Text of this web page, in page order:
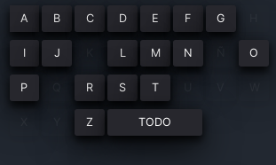
A B C D E F G
I J L M N O
P R S T
Z TODO